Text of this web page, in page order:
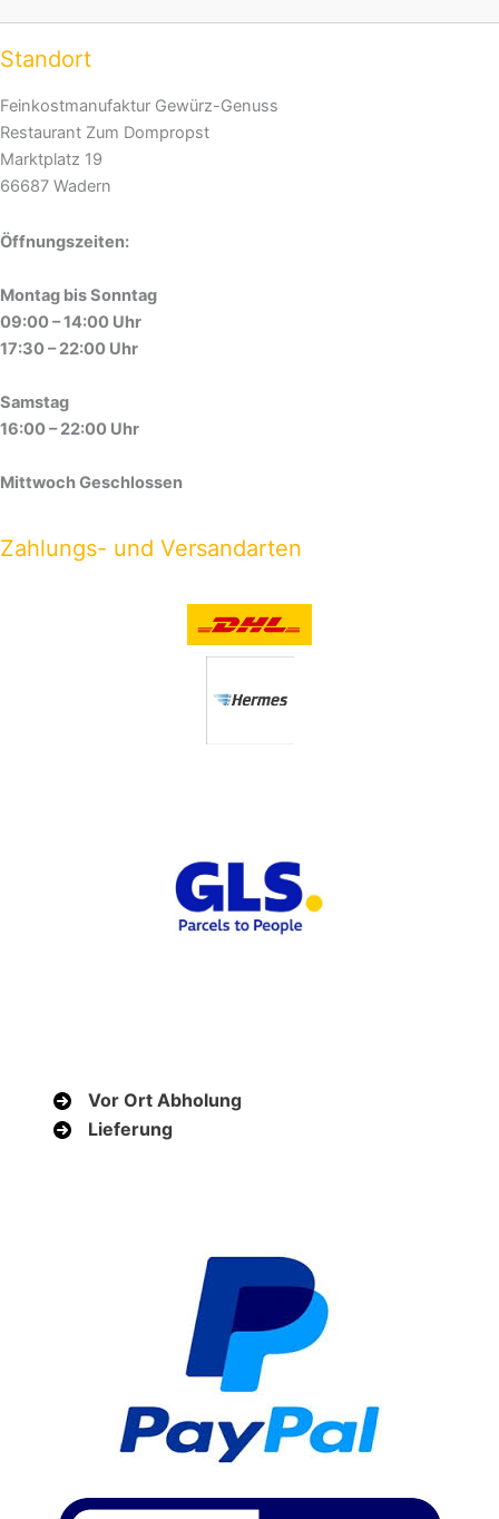
Standort
Feinkostmanufaktur Gewürz-Genuss
Restaurant Zum Dompropst
Marktplatz 19
66687 Wadern
Öffnungszeiten:
Montag bis Sonntag
09:00 – 14:00 Uhr
17:30 – 22:00 Uhr
Samstag
16:00 – 22:00 Uhr
Mittwoch Geschlossen
Zahlungs- und Versandarten
Vor Ort Abholung
Lieferung